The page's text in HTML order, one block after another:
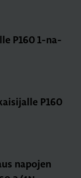
P160 1-na­
P160
na­po­jen